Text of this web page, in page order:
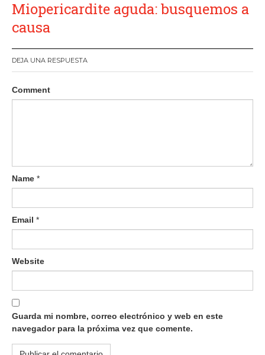
entradas
Miopericardite aguda: busquemos a
causa
DEJA UNA RESPUESTA
Comment
Name *
Email *
Website
Guarda mi nombre, correo electrónico y web en este
navegador para la próxima vez que comente.